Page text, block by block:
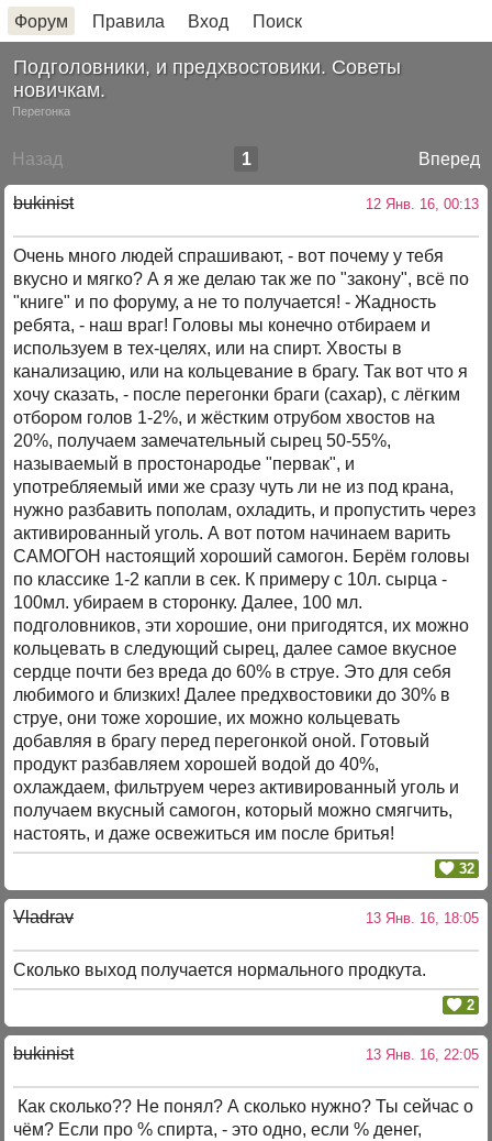
Форум Правила Вход Поиск
Подголовники, и предхвостовики. Советы
новичкам.
Перегонка
Назад Вперед
1
bukinist 12 Янв. 16, 00:13
Очень много людей спрашивают, - вот почему у тебя
вкусно и мягко? А я же делаю так же по "закону", всё по
"книге" и по форуму, а не то получается! - Жадность
ребята, - наш враг! Головы мы конечно отбираем и
используем в тех-целях, или на спирт. Хвосты в
канализацию, или на кольцевание в брагу. Так вот что я
хочу сказать, - после перегонки браги (сахар), с лёгким
отбором голов 1-2%, и жёстким отрубом хвостов на
20%, получаем замечательный сырец 50-55%,
называемый в простонародье "первак", и
употребляемый ими же сразу чуть ли не из под крана,
нужно разбавить пополам, охладить, и пропустить через
активированный уголь. А вот потом начинаем варить
САМОГОН настоящий хороший самогон. Берём головы
по классике 1-2 капли в сек. К примеру с 10л. сырца -
100мл. убираем в сторонку. Далее, 100 мл.
подголовников, эти хорошие, они пригодятся, их можно
кольцевать в следующий сырец, далее самое вкусное
сердце почти без вреда до 60% в струе. Это для себя
любимого и близких! Далее предхвостовики до 30% в
струе, они тоже хорошие, их можно кольцевать
добавляя в брагу перед перегонкой оной. Готовый
продукт разбавляем хорошей водой до 40%,
охлаждаем, фильтруем через активированный уголь и
получаем вкусный самогон, который можно смягчить,
настоять, и даже освежиться им после бритья!
32
Vladrav 13 Янв. 16, 18:05
Сколько выход получается нормального продкута.
2
bukinist 13 Янв. 16, 22:05
Как сколько?? Не понял? А сколько нужно? Ты сейчас о
чём? Если про % спирта, - это одно, если % денег,